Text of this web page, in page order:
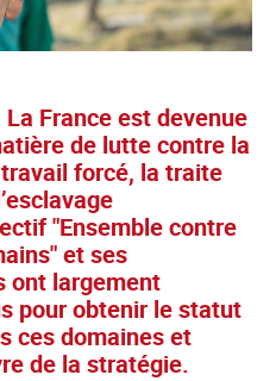
France est devenue
de lutte contre la
forcé, la traite
"Ensemble contre
et ses
ont largement
pour obtenir le statut
ces domaines et
de la stratégie.